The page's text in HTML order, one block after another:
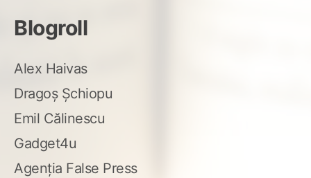
Blogroll
Alex Haivas
Dragoș Șchiopu
Emil Călinescu
Gadget4u
Agenția False Press